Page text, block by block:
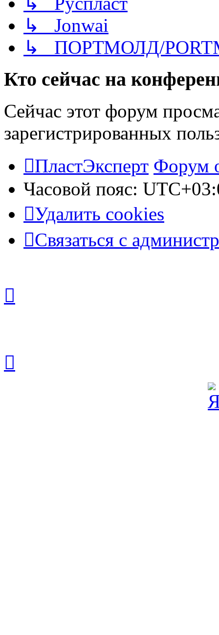
↳ Jonwai
↳ ПОРТМОЛД/
Кто сейчас на
Сейчас этот форум
зарегистрированных
ПластЭксперт Форум
Часовой пояс:
Удалить cookies
Связаться с